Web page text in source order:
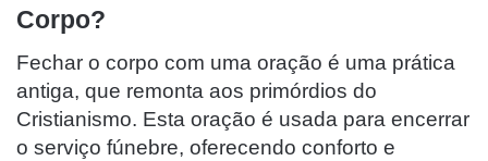
Corpo?
Fechar o corpo com uma oração é uma prática
antiga, que remonta aos primórdios do
Cristianismo. Esta oração é usada para encerrar
o serviço fúnebre, oferecendo conforto e